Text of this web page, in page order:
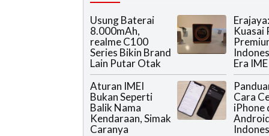
Usung Baterai
8.000mAh,
realme C100
Series Bikin Brand
Lain Putar Otak
Kuasai
Era
Aturan IMEI
Bukan Seperti
Balik Nama
Kendaraan, Simak
Caranya
Cara
iPhone